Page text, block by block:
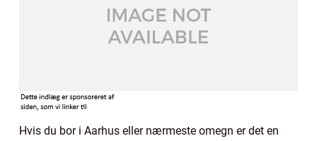
Hvis du bor i Aarhus eller nærmeste omegn er det en